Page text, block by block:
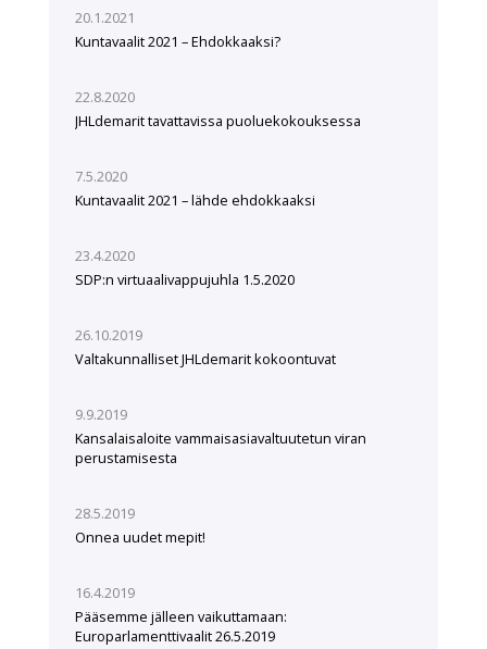
20.1.2021
Kuntavaalit 2021 – Ehdokkaaksi?
22.8.2020
JHLdemarit tavattavissa puoluekokouksessa
7.5.2020
Kuntavaalit 2021 – lähde ehdokkaaksi
23.4.2020
SDP:n virtuaalivappujuhla 1.5.2020
26.10.2019
Valtakunnalliset JHLdemarit kokoontuvat
9.9.2019
Kansalaisaloite vammaisasiavaltuutetun viran
perustamisesta
28.5.2019
Onnea uudet mepit!
16.4.2019
Pääsemme jälleen vaikuttamaan:
Europarlamenttivaalit 26.5.2019